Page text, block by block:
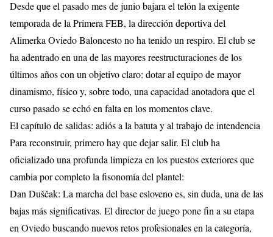
Desde que el pasado mes de junio bajara el telón la exigente
temporada de la Primera FEB, la dirección deportiva del
Alimerka Oviedo Baloncesto no ha tenido un respiro. El club se
ha adentrado en una de las mayores reestructuraciones de los
últimos años con un objetivo claro: dotar al equipo de mayor
dinamismo, físico y, sobre todo, una capacidad anotadora que el
curso pasado se echó en falta en los momentos clave.
​El capítulo de salidas: adiós a la batuta y al trabajo de intendencia
​Para reconstruir, primero hay que dejar salir. El club ha
oficializado una profunda limpieza en los puestos exteriores que
cambia por completo la fisonomía del plantel:
​Dan Duščak: La marcha del base esloveno es, sin duda, una de las
bajas más significativas. El director de juego pone fin a su etapa
en Oviedo buscando nuevos retos profesionales en la categoría,